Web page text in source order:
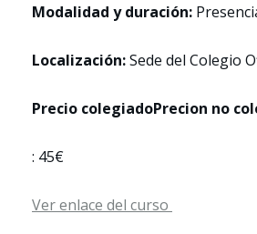
Modalidad y duración:
Localización:Sede del Colegio
Precio colegiadoPrecion no
: 45€
Ver enlace del curso